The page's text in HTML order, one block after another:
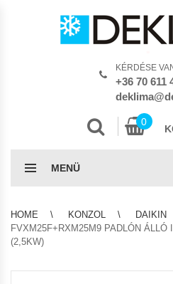
KÉRDÉSE
+36 70 611
0
MENÜ
HOME KONZOL DAIKIN
FVXM25F+RXM25M9 PADLÓN
(2,5KW)